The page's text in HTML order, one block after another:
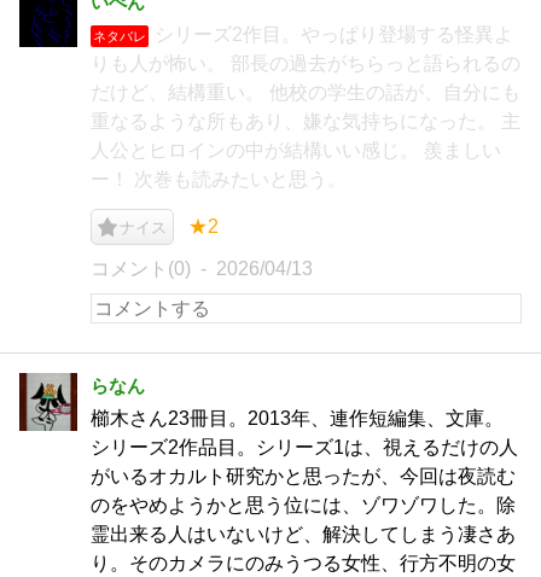
ネタバレ
シリーズ2作目。やっぱり登場する怪異よ
りも人が怖い。 部長の過去がちらっと語られるの
だけど、結構重い。 他校の学生の話が、自分にも
重なるような所もあり、嫌な気持ちになった。 主
人公とヒロインの中が結構いい感じ。 羨ましい
ー！ 次巻も読みたいと思う。
ナイス ★2
コメント(0) 2026/04/13
らなん
櫛木さん23冊目。2013年、連作短編集、文庫。
シリーズ2作品目。シリーズ1は、視えるだけの人
がいるオカルト研究かと思ったが、今回は夜読む
のをやめようかと思う位には、ゾワゾワした。除
霊出来る人はいないけど、解決してしまう凄さあ
り。そのカメラにのみうつる女性、行方不明の女